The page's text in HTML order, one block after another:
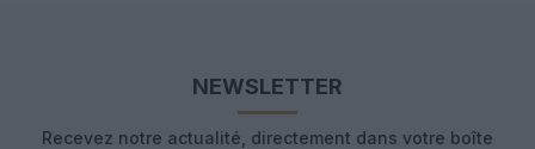
NEWSLETTER
Recevez notre actualité, directement dans votre boîte